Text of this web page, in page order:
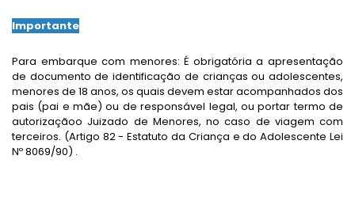
Importante
Para embarque com menores: É obrigatória a apresentação
de documento de identificação de crianças ou adolescentes,
menores de 18 anos, os quais devem estar acompanhados dos
pais (pai e mãe) ou de responsável legal, ou portar termo de
autorizaçãoo Juizado de Menores, no caso de viagem com
terceiros. (Artigo 82 - Estatuto da Criança e do Adolescente Lei
Nº 8069/90) .